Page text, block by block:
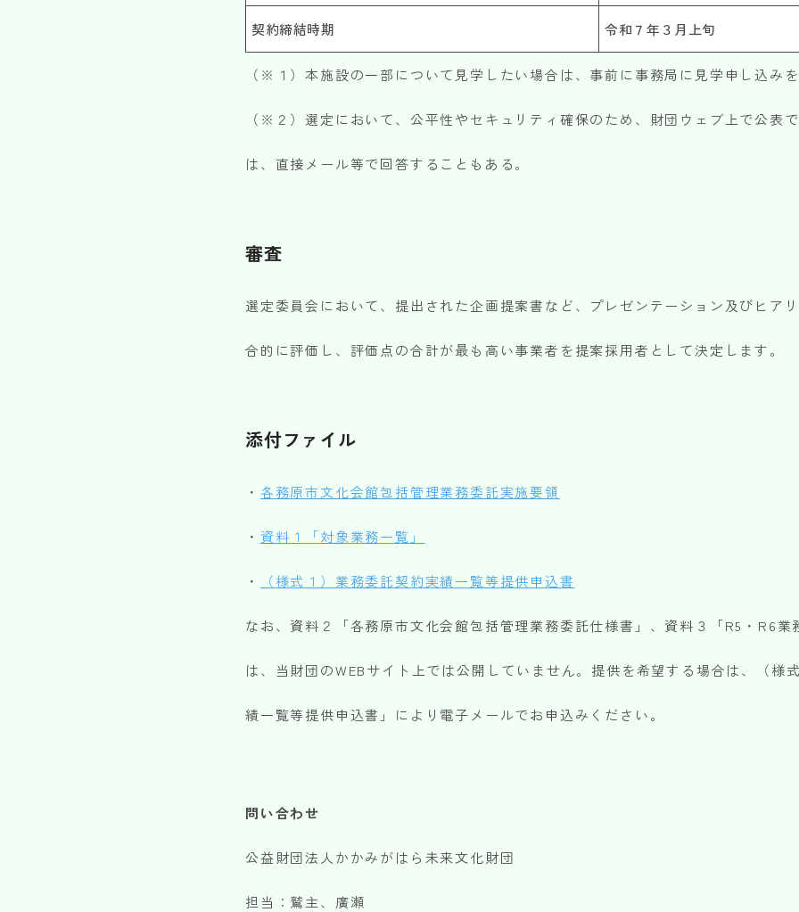
※上記の各種申請は郵送またはお問い合わせフォームからデータをアップロードすることでご依
いただけます。
お問い合わせフォームはこちら
契約締結時期 令和７年３月上旬
（※１）本施設の一部について見学したい場合は、事前に事務局に見学申し込みを
（※２）選定において、公平性やセキュリティ確保のため、財団ウェブ上で公表
は、直接メール等で回答することもある。
審査
選定委員会において、提出された企画提案書など、プレゼンテーション及びヒア
合的に評価し、評価点の合計が最も高い事業者を提案採用者として決定します。
添付ファイル
・ 各務原市文化会館包括管理業務委託実施要領
・ 資料１「対象業務一覧」
・ （様式１）業務委託契約実績一覧等提供申込書
なお、資料２「各務原市文化会館包括管理業務委託仕様書」、資料３「R5・R6業
は、当財団のWEBサイト上では公開していません。提供を希望する場合は、（様
績一覧等提供申込書」により電子メールでお申込みください。
問い合わせ
公益財団法人かかみがはら未来文化財団
担当：鷲主、廣瀬